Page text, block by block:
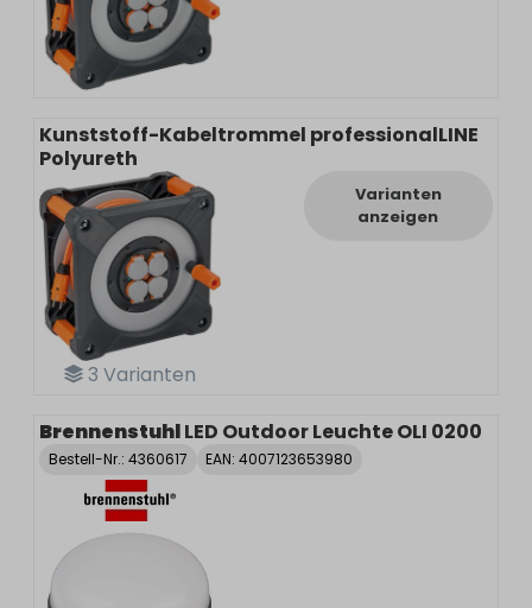
3 Varianten
Kunststoff-Kabeltrommel professionalLINE
Polyureth
Varianten
anzeigen
BrennenstuhlLED Outdoor Leuchte OLI 0200
Bestell-Nr.: 4360617 EAN: 4007123653980